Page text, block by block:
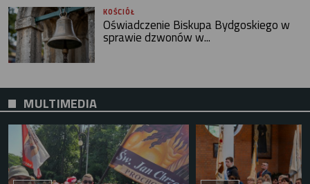
KOŚCIÓŁ
Oświadczenie Biskupa Bydgoskiego w
sprawie dzwonów w...
MULTIMEDIA